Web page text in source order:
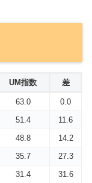
UM指数 差
63.0
0.0
51.4
11.6
48.8
14.2
35.7
27.3
31.4
31.6